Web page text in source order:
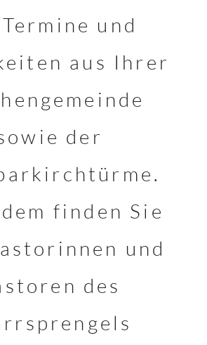
und
aus Ihrer
der
finden Sie
und
des